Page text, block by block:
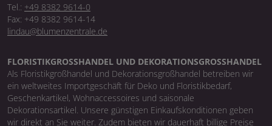
Tel.: +49 8382 9614-0
Fax: +49 8382 9614-14
lindau@blumenzentrale.de
FLORISTIKGROSSHANDEL UND DEKORATIONSGROSSHANDEL
Als Floristikgroßhandel und Dekorationsgroßhandel betreiben wir
ein weltweites Importgeschäft für Deko und Floristikbedarf,
Geschenkartikel, Wohnaccessoires und saisonale
Dekorationsartikel. Unsere günstigen Einkaufskonditionen geben
wir direkt an Sie weiter. Zudem bieten wir dauerhaft billige Preise